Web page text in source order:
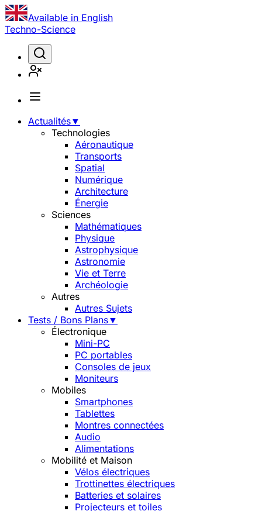
Available in English
Techno-Science
Actualités▼
Technologies
Aéronautique
Transports
Spatial
Numérique
Architecture
Énergie
Sciences
Mathématiques
Physique
Astrophysique
Astronomie
Vie et Terre
Archéologie
Autres
Autres Sujets
Tests / Bons Plans▼
Électronique
Mini-PC
PC portables
Consoles de jeux
Moniteurs
Mobiles
Smartphones
Tablettes
Montres connectées
Audio
Alimentations
Mobilité et Maison
Vélos électriques
Trottinettes électriques
Batteries et solaires
Projecteurs et toiles